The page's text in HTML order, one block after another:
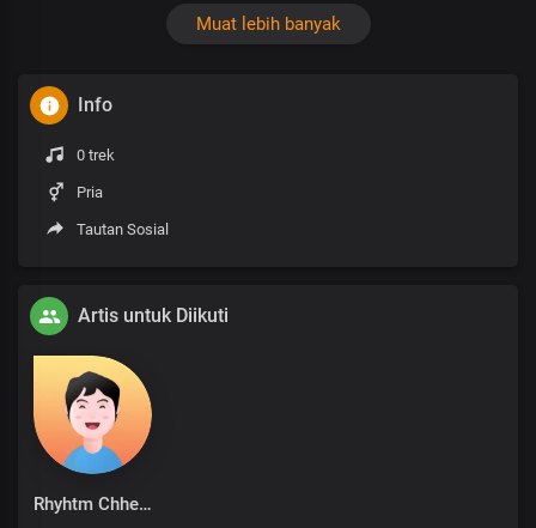
Muat lebih banyak
Info
0 trek
Pria
Tautan Sosial
Artis untuk Diikuti
Rhyhtm Chhetri